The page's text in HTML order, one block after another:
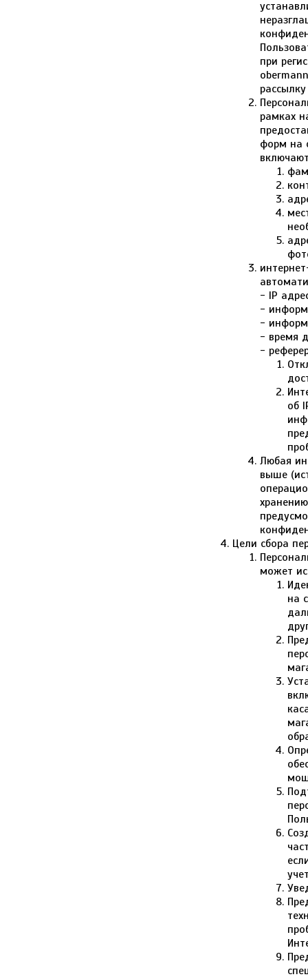
при
рамках
форм на
- IP
-
-
- время
-
об
Любая
выше
Цели сбора
может
на